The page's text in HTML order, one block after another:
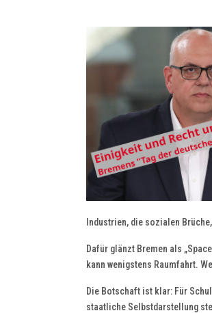
Industrien, die sozialen
Dafür glänzt Bremen als
kann wenigstens Raumfahrt.
Die Botschaft ist klar: Für
staatliche Selbstdarstellung